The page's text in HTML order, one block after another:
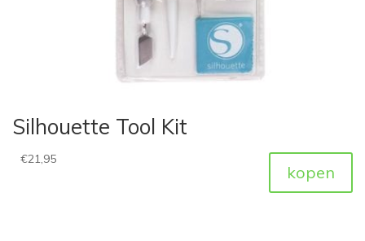
Silhouette Tool Kit
€21,95
kopen